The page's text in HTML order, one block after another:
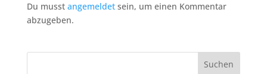
Du musst angemeldetsein, um einen Kommentar
abzugeben.